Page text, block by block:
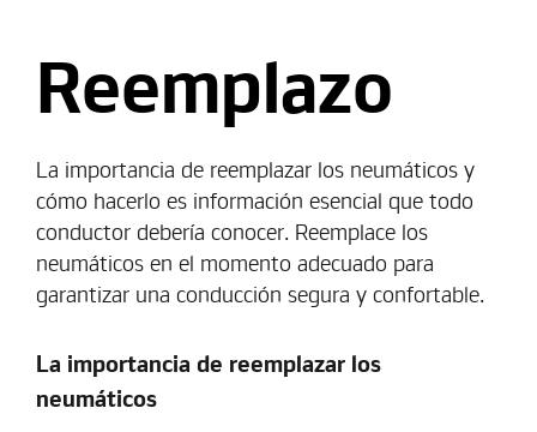
Reemplazo
La importancia de reemplazar los neumáticos y
cómo hacerlo es información esencial que todo
conductor debería conocer. Reemplace los
neumáticos en el momento adecuado para
garantizar una conducción segura y confortable.
La importancia de reemplazar los
neumáticos